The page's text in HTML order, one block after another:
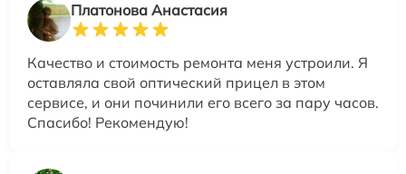
Платонова Анастасия
Качество и стоимость ремонта меня устроили. Я
оставляла свой оптический прицел в этом
сервисе, и они починили его всего за пару часов.
Спасибо! Рекомендую!